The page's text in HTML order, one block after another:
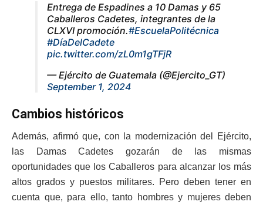
Entrega de Espadines a 10 Damas y 65
Caballeros Cadetes, integrantes de la
CLXVI promoción.#EscuelaPolitécnica
#DíaDelCadete
pic.twitter.com/zL0m1gTFjR
— Ejército de Guatemala (@Ejercito_GT)
September 1, 2024
Cambios históricos
Además, afirmó que, con la modernización del Ejército,
las Damas Cadetes gozarán de las mismas
oportunidades que los Caballeros para alcanzar los más
altos grados y puestos militares. Pero deben tener en
cuenta que, para ello, tanto hombres y mujeres deben